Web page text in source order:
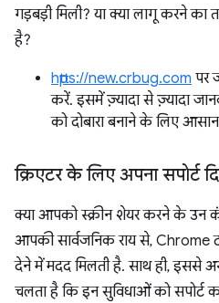
गड़बड़ी मिली? या क्या लागू करने
है?
https://new.crbug.com पर
करें. इसमें ज़्यादा से ज़्यादा
को दोबारा बनाने के लिए आसान
क्रिएटर के लिए अपना सपोर्ट
क्या आपको स्क्रीन शेयर करने के उन
आपकी सार्वजनिक राय से, Chrome
देने में मदद मिलती है. साथ ही, इससे
चलता है कि इन सुविधाओं को सपोर्ट